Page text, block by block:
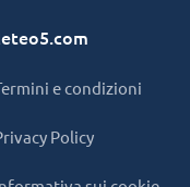
e condizioni
Policy